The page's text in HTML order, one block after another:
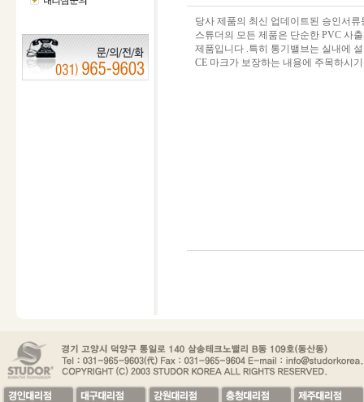
당사 제품의 최신 업데이트된 승인서
스튜더의 모든 제품은 단순한 PVC 사
제품입니다 .특히 통기밸브는 실내에
CE 마크가 보장하는 내용에 주목하시